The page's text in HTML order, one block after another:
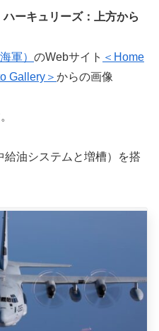
ーキュリーズ：上方から
軍） のWebサイト ＜Home
Gallery＞ からの画像
油システムと増槽）を搭